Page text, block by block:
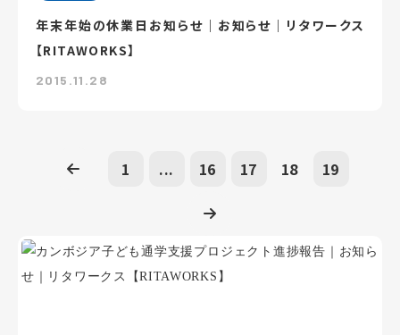
年末年始の休業日お知らせ｜お知らせ｜リタワークス
【RITAWORKS】
2015.11.28
1 ... 16 17 18 19